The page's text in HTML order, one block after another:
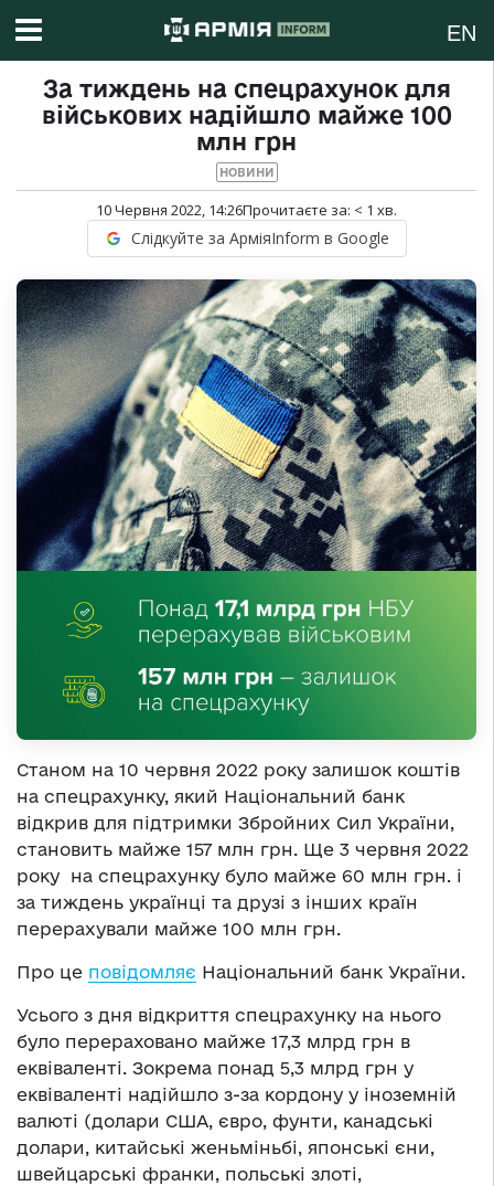
EN
За тиждень на спецрахунок для
військових надійшло майже 100
млн грн
НОВИНИ
10 Червня 2022, 14:26Прочитаєте за: < 1 хв.
Слідкуйте за АрміяInform в Google
Станом на 10 червня 2022 року залишок коштів
на спецрахунку, який Національний банк
відкрив для підтримки Збройних Сил України,
становить майже 157 млн грн. Ще 3 червня 2022
року на спецрахунку було майже 60 млн грн. і
за тиждень українці та друзі з інших країн
перерахували майже 100 млн грн.
Про це повідомляє Національний банк України.
Усього з дня відкриття спецрахунку на нього
було перераховано майже 17,3 млрд грн в
еквіваленті. Зокрема понад 5,3 млрд грн у
еквіваленті надійшло з-за кордону у іноземній
валюті (долари США, євро, фунти, канадські
долари, китайські женьміньбі, японські єни,
швейцарські франки, польські злоті,